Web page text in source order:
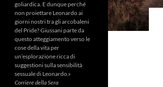
goliardica. E dunque perché
non proiettare Leonardo ai
giorni nostri tra gli arcobaleni
del Pride? Giussani parte da
questo atteggiamento verso le
cose della vita per
un’esplorazione ricca di
suggestioni sulla sensibilità
sessuale di Leonardo.»
Corriere della Sera